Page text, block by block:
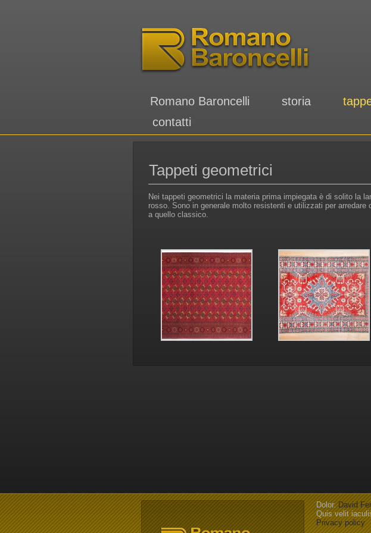
Romano Baroncelli storia
contatti
Tappeti geometrici
Nei tappeti geometrici la materia prima impiegata è di solito la
rosso. Sono in generale molto resistenti e utilizzati per arredare
a quello classico.
Dolor. David
Quis velit
Privacy policy